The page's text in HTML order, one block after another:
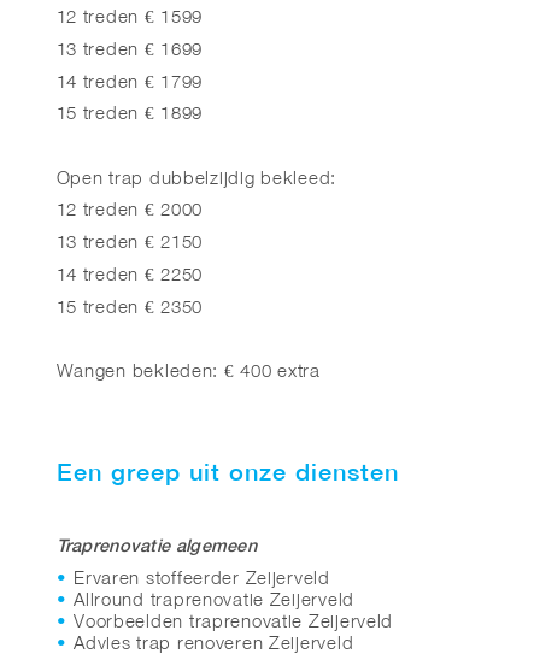
12 treden € 1599
13 treden € 1699
14 treden € 1799
15 treden € 1899
Open trap dubbelzijdig bekleed:
12 treden € 2000
13 treden € 2150
14 treden € 2250
15 treden € 2350
Wangen bekleden: € 400 extra
Een greep uit onze diensten
Traprenovatie algemeen
Ervaren stoffeerder Zeijerveld
Allround traprenovatie Zeijerveld
Voorbeelden traprenovatie Zeijerveld
Advies trap renoveren Zeijerveld